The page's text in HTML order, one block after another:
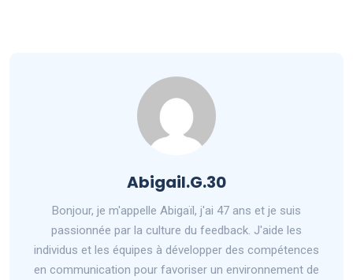
Abigail.G.30
Bonjour, je m'appelle Abigaïl, j'ai 47 ans et je suis
passionnée par la culture du feedback. J'aide les
individus et les équipes à développer des compétences
en communication pour favoriser un environnement de